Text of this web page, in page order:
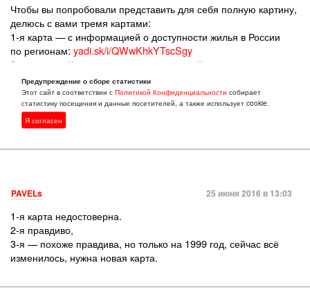
Чтобы вы попробовали представить для себя полную картину,
делюсь с вами тремя картами:
1-я карта — с информацией о доступности жилья в России
по регионам: yadi.sk/i/QWwKhkYTscSgy
2-я карта — Карта антропогенного воздействия и плотности
населения в России (по сути одна из экологических карт):
yadi.sk/i/Ur6MUFyCsnCXx
3-я карта — Экологическая карта России (за 1999 г.):
yadi.sk/i/vHcbev5UsnDUW
PAVELs 25 июня 2016 в 13:03
1-я карта недостоверна.
2-я правдиво,
3-я — похоже правдива, но только на 1999 год, сейчас всё
изменилось, нужна новая карта.
Предупреждение о сборе статистики
Этот сайт в соответствии сПолитикой Конфиденциальности собирает
статистику посещения и данные посетителей, а также использует cookie.
Я согласен